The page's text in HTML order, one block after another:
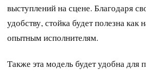
выступлений на сцене. Благодаря
удобству, стойка будет полезна
опытным исполнителям.
Также эта модель будет удобна для